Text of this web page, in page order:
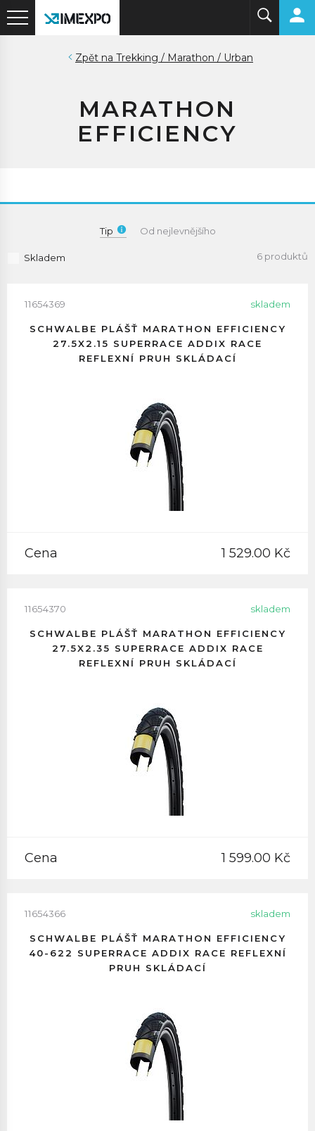
Trekking / Marathon / Urban
MARATHON
EFFICIENCY
Tip Od nejlevnějšího
Skladem 6 produktů
11654369 skladem
SCHWALBE PLÁŠŤ MARATHON EFFICIENCY
27.5X2.15 SUPERRACE ADDIX RACE
REFLEXNÍ PRUH SKLÁDACÍ
Cena 1 529.00 Kč
11654370 skladem
SCHWALBE PLÁŠŤ MARATHON EFFICIENCY
27.5X2.35 SUPERRACE ADDIX RACE
REFLEXNÍ PRUH SKLÁDACÍ
Cena 1 599.00 Kč
11654366 skladem
SCHWALBE PLÁŠŤ MARATHON EFFICIENCY
40-622 SUPERRACE ADDIX RACE REFLEXNÍ
PRUH SKLÁDACÍ